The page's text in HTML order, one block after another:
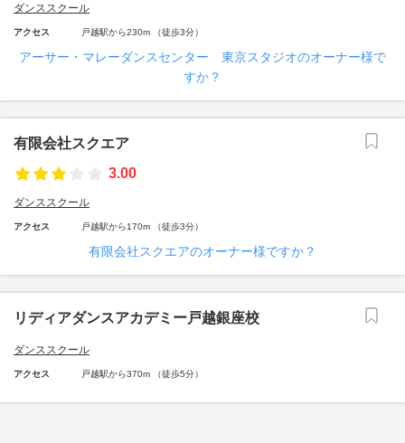
ダンススクール
アクセス 戸越駅から230m （徒歩3分）
アーサー・マレーダンスセンター 東京スタジオのオーナー様で
すか？
有限会社スクエア
3.00
ダンススクール
アクセス 戸越駅から170m （徒歩3分）
有限会社スクエアのオーナー様ですか？
リディアダンスアカデミー戸越銀座校
ダンススクール
アクセス 戸越駅から370m （徒歩5分）